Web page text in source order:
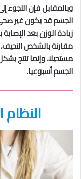
وبالمقابل فإن اللجوء
الجسم قد يكون غير صحي
زيادة الوزن بعد
مقارنة بالشخص
مستحيلا، وإنما تنتج
الجسم أسبوعيا.
النظام